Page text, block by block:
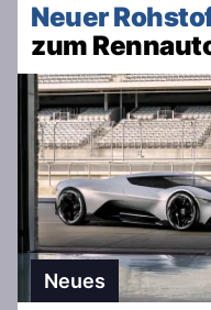
Neuer
zum
Neues